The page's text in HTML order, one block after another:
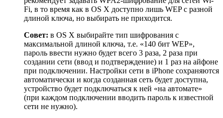
Fi, в то время как в OS X доступно лишь WEP с разной
длиной ключа, но выбирать не приходится.
Совет: в OS X выбирайте тип шифрования с
максимальной длиной ключа, т.е. «140 бит WEP»,
пароль ввести нужно будет всего 3 раза, 2 раза при
создании сети (ввод и подтверждение) и 1 раз на айфоне
при подключении. Настройки сети в iPhone сохраняются
автоматически и когда созданная сеть будет доступна,
устройство будет подключаться к ней «на автомате»
(при каждом подключении вводить пароль к известной
сети не нужно).